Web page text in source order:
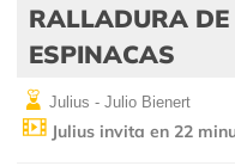
RALLADURA
ESPINACAS
Julius - Julio Bienert
Julius invita en 22